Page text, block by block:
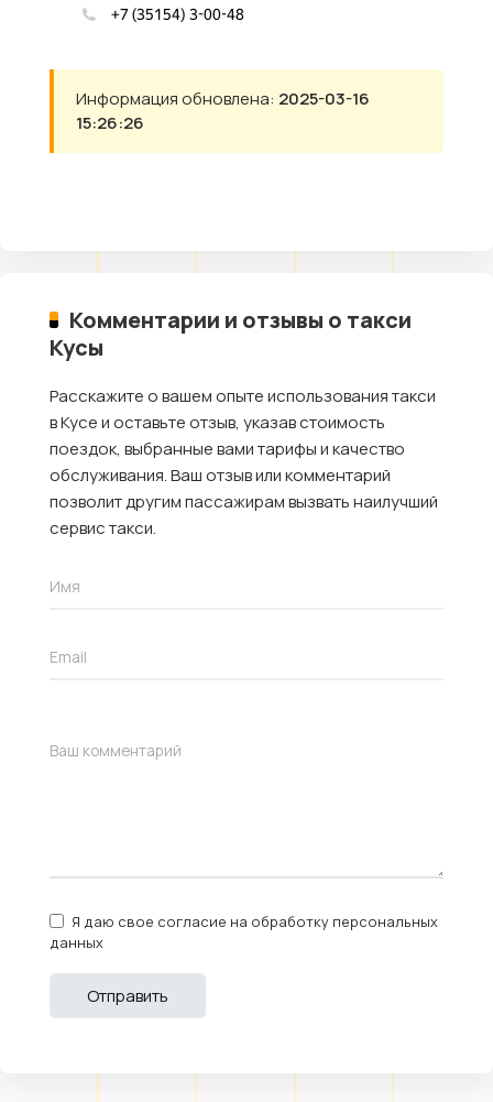
Информация обновлена: 2025-03-16
15:26:26
Комментарии и отзывы о такси
Кусы
Расскажите о вашем опыте использования такси
в Кусе и оставьте отзыв, указав стоимость
поездок, выбранные вами тарифы и качество
обслуживания. Ваш отзыв или комментарий
позволит другим пассажирам вызвать наилучший
сервис такси.
Я даю свое согласие на обработку персональных
данных